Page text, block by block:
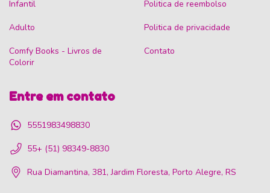
Infantil
Adulto
Comfy Books - Livros de
Colorir
Politica de reembolso
Politica de privacidade
Contato
Entre em contato
5551983498830
55+ (51) 98349-8830
Rua Diamantina, 381, Jardim Floresta, Porto Alegre, RS